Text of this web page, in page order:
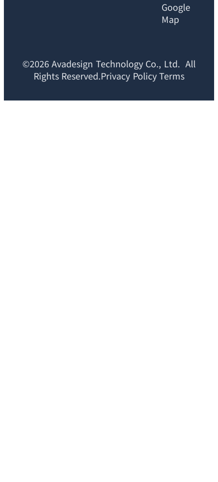
Google
Map
©2026 Avadesign Technology Co., Ltd. All
Rights Reserved.Privacy Policy Terms